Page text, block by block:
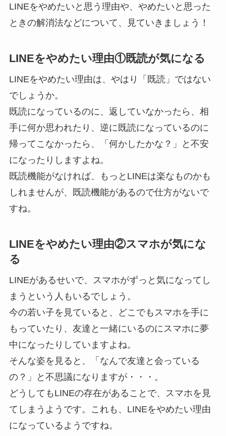
LINEをやめたいと思う理由や、やめたいと思った
ときの解消法などについて、見ていきましょう！
LINEをやめたい理由①既読が気になる
LINEをやめたい理由は、やはり「既読」ではない
でしょうか。
既読になっているのに、返していなかったら、相
手に何か思われたり、逆に既読になっているのに
帰ってこなかったら、「何かしたかな？」と不安
になったりしますよね。
既読機能がなければ、もっとLINEは楽なものかも
しれませんが、既読機能があるので仕方がないで
すね。
LINEをやめたい理由②スマホが気にな
る
LINEがあるせいで、スマホがずっと気になってし
まうという人もいるでしょう。
今の若い子を見ていると、どこでもスマホを手に
もっていたり、友達と一緒にいるのにスマホに夢
中になったりしていますよね。
そんな姿を見ると、「なんで友達と会っている
の？」と不思議になりますが・・・。
どうしてもLINEの存在があることで、スマホを見
てしまうようです。これも、LINEをやめたい理由
になっているようですね。